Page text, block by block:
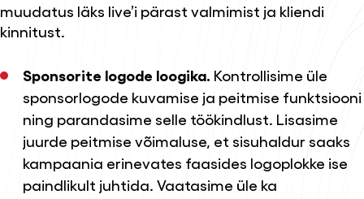
muudatus läks live’i pärast valmimist ja kliendi
kinnitust.
Sponsorite logode loogika. Kontrollisime üle
sponsorlogode kuvamise ja peitmise funktsiooni
ning parandasime selle töökindlust. Lisasime
juurde peitmise võimaluse, et sisuhaldur saaks
kampaania erinevates faasides logoplokke ise
paindlikult juhtida. Vaatasime üle ka